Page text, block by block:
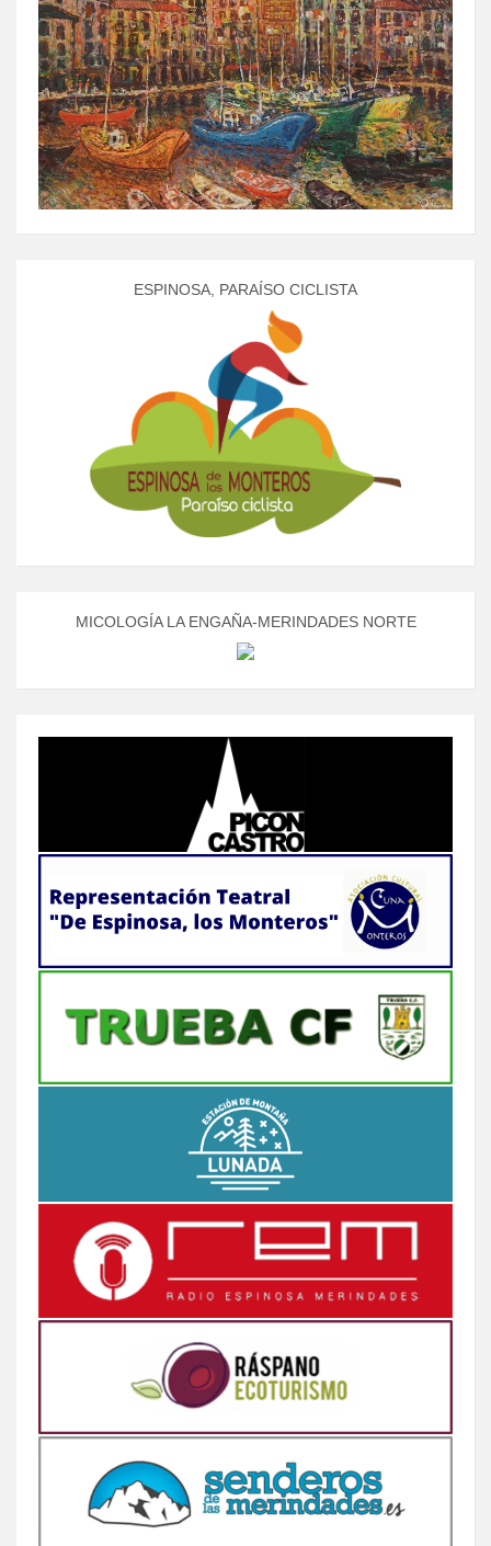
ESPINOSA, PARAÍSO CICLISTA
MICOLOGÍA LA ENGAÑA-MERINDADES NORTE